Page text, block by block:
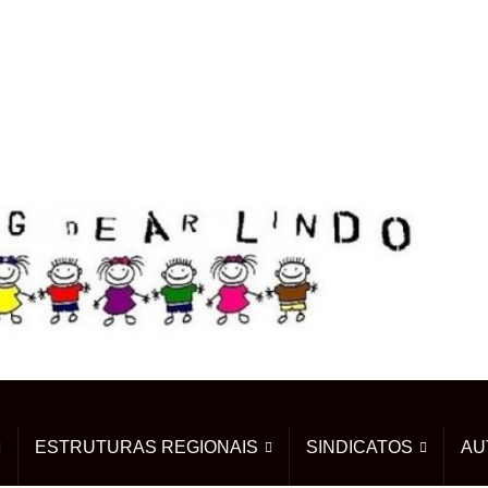
ESTRUTURAS REGIONAIS SINDICATOS